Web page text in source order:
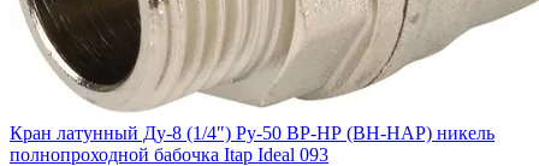
Кран латунный Ду-8 (1/4″) Ру-50 ВР-НР (ВН-НАР) никель
полнопроходной бабочка Itap Ideal 093